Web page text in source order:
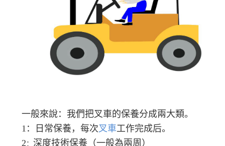
一般來說：我們把叉車的保養分成兩大類。
1 ：日常保養，每次叉車工作完成后。
2 ： 深度技術保養（一般為兩周）